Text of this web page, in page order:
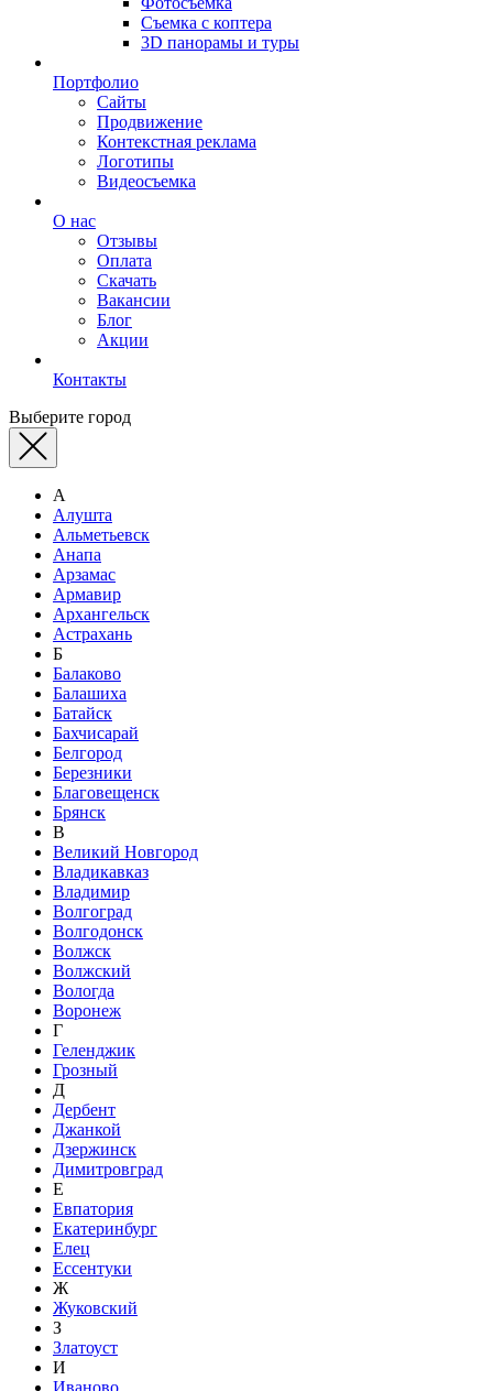
Съемка с коптера
3D панорамы и туры
Портфолио
Сайты
Продвижение
Контекстная реклама
Логотипы
Видеосъемка
О нас
Отзывы
Оплата
Скачать
Вакансии
Блог
Акции
Контакты
Выберите город
А
Алушта
Альметьевск
Анапа
Арзамас
Армавир
Архангельск
Астрахань
Б
Балаково
Балашиха
Батайск
Бахчисарай
Белгород
Березники
Благовещенск
Брянск
В
Великий Новгород
Владикавказ
Владимир
Волгоград
Волгодонск
Волжск
Волжский
Вологда
Воронеж
Г
Геленджик
Грозный
Д
Дербент
Джанкой
Дзержинск
Димитровград
Е
Евпатория
Екатеринбург
Елец
Ессентуки
Ж
Жуковский
З
Златоуст
И
Иваново